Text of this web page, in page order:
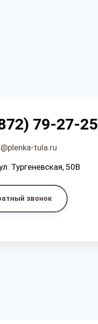
79-27-25
tula.ru
Тургеневская, 50В
звонок